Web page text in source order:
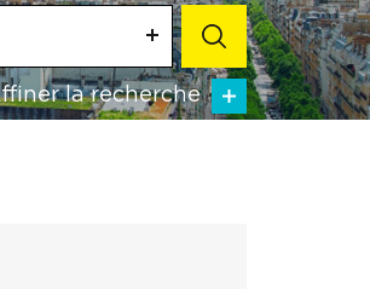
la recherche